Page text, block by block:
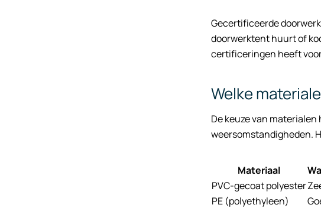
Gecertificeerde
doorwerktent huurt of
certificeringen heeft
Welke
De keuze van
weersomstandigheden.
Materiaal
PVC-gecoat polyester
PE (polyethyleen)